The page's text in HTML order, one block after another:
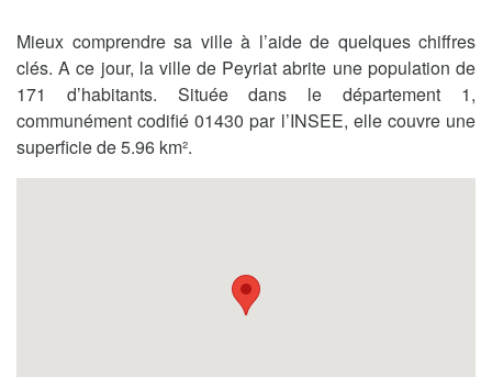
Mieux comprendre sa ville à l’aide de quelques chiffres
clés. A ce jour, la ville de Peyriat abrite une population de
171 d’habitants. Située dans le département 1,
communément codifié 01430 par l’INSEE, elle couvre une
superficie de 5.96 km².